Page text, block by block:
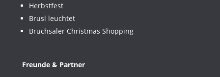
Herbstfest
Brusl leuchtet
Bruchsaler Christmas Shopping
Freunde & Partner